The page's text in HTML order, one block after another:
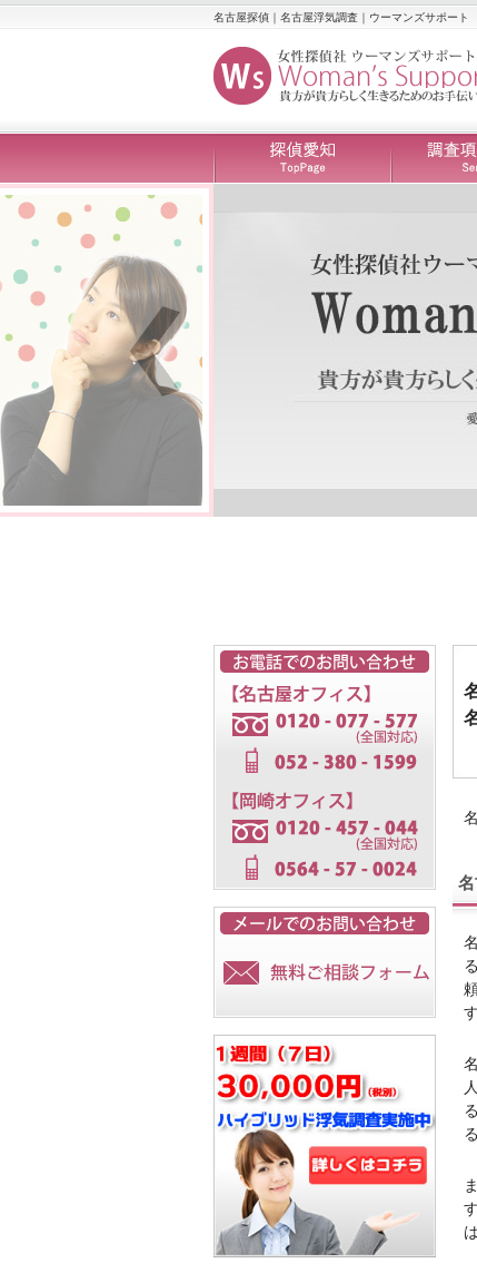
名古屋探偵｜名古屋浮気調査｜ウーマンズサポート